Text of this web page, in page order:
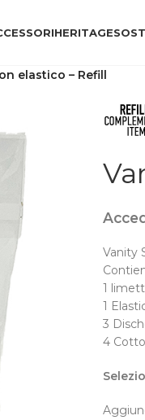
HERITAGE
elastico – Refill
Vanity
1
1
3
4